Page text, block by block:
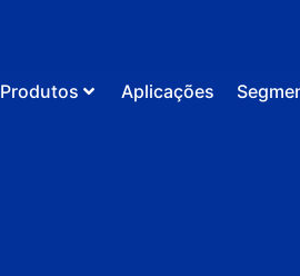
Produtos Aplicações